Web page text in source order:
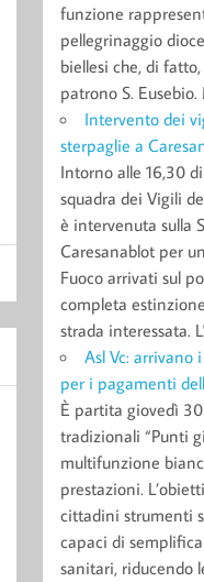
funzione
pellegrinaggio
biellesi che, di
patrono S.
Intervento dei
sterpaglie a
Intorno alle 16,30
squadra dei Vigili
è intervenuta sulla
Caresanablot per
Fuoco arrivati sul
completa
strada interessata.
Asl Vc:
per i pagamenti
È partita giovedì
tradizionali “Punti
multifunzione
prestazioni.
cittadini strumenti
capaci di
sanitari, riducendo